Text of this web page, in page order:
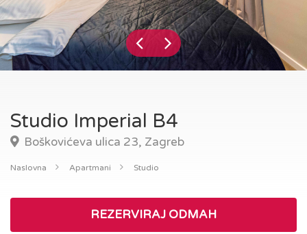
Studio Imperial B4
Boškovićeva ulica 23, Zagreb
Naslovna Apartmani Studio
REZERVIRAJ ODMAH